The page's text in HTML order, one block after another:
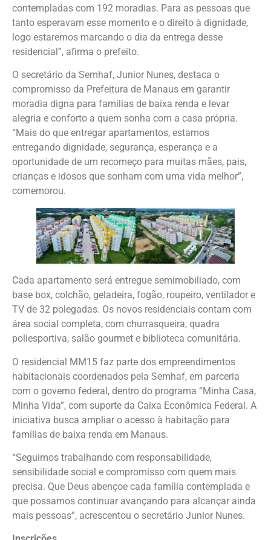
contempladas com 192 moradias. Para as pessoas que
tanto esperavam esse momento e o direito à dignidade,
logo estaremos marcando o dia da entrega desse
residencial”, afirma o prefeito.
O secretário da Semhaf, Junior Nunes, destaca o
compromisso da Prefeitura de Manaus em garantir
moradia digna para famílias de baixa renda e levar
alegria e conforto a quem sonha com a casa própria.
“Mais do que entregar apartamentos, estamos
entregando dignidade, segurança, esperança e a
oportunidade de um recomeço para muitas mães, pais,
crianças e idosos que sonham com uma vida melhor”,
comemorou.
Cada apartamento será entregue semimobiliado, com
base box, colchão, geladeira, fogão, roupeiro, ventilador e
TV de 32 polegadas. Os novos residenciais contam com
área social completa, com churrasqueira, quadra
poliesportiva, salão gourmet e biblioteca comunitária.
O residencial MM15 faz parte dos empreendimentos
habitacionais coordenados pela Semhaf, em parceria
com o governo federal, dentro do programa “Minha Casa,
Minha Vida”, com suporte da Caixa Econômica Federal. A
iniciativa busca ampliar o acesso à habitação para
famílias de baixa renda em Manaus.
“Seguimos trabalhando com responsabilidade,
sensibilidade social e compromisso com quem mais
precisa. Que Deus abençoe cada família contemplada e
que possamos continuar avançando para alcançar ainda
mais pessoas”, acrescentou o secretário Junior Nunes.